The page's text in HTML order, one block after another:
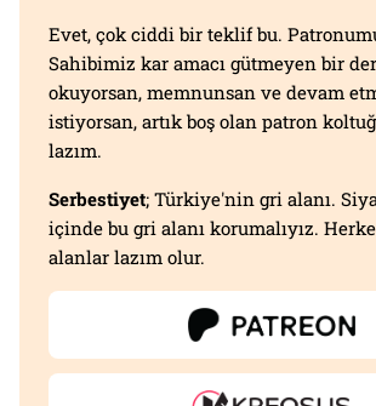
Evet, çok ciddi bir teklif bu.
Sahibimiz kar amacı gütmeyen bir
okuyorsan, memnunsan ve devam
istiyorsan, artık boş olan patron
lazım.
Serbestiyet; Türkiye'nin gri alanı.
içinde bu gri alanı korumalıyız.
alanlar lazım olur.